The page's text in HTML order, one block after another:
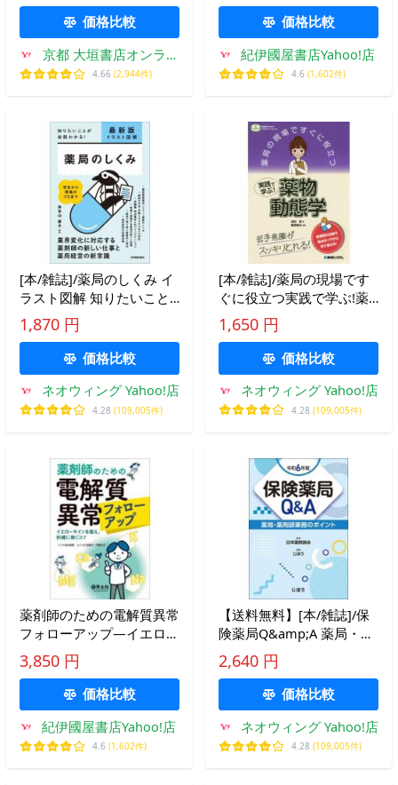
価格比較
京都 大垣書店オンライ
ン
4.66 (2,944件)
価格比較
紀伊國屋書店Yahoo!店
4.6 (1,602件)
[本/雑誌]/薬局のしくみ イ
ラスト図解 知りたいこと
が全部わかる!/井手口直子/
編著
1,870 円
価格比較
ネオウィング Yahoo!店
4.28 (109,005件)
[本/雑誌]/薬局の現場です
ぐに役立つ実践で学ぶ!薬
物動態学 苦手意識がスッ
キリとれる! (薬剤師のため
のスキルアップレシピ)/淺
沼晋/著 雜賀智也/監修
1,650 円
価格比較
ネオウィング Yahoo!店
4.28 (109,005件)
薬剤師のための電解質異常
フォローアップ―イエロー
サインを捉え、的確に動く
コツ
3,850 円
価格比較
紀伊國屋書店Yahoo!店
4.6 (1,602件)
【送料無料】[本/雑誌]/保
険薬局Q&amp;A 薬局・薬
剤師業務のポイント 令和6
年版/日本薬剤師会/監修 じ
ほう/編集
2,640 円
価格比較
ネオウィング Yahoo!店
4.28 (109,005件)